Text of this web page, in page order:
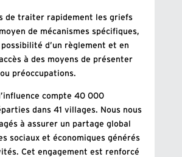
de traiter rapidement les griefs
de mécanismes spécifiques,
d’un règlement et en
à des moyens de présenter
préoccupations.
compte 40 000
dans 41 villages. Nous nous
à assurer un partage global
sociaux et économiques générés
Cet engagement est renforcé